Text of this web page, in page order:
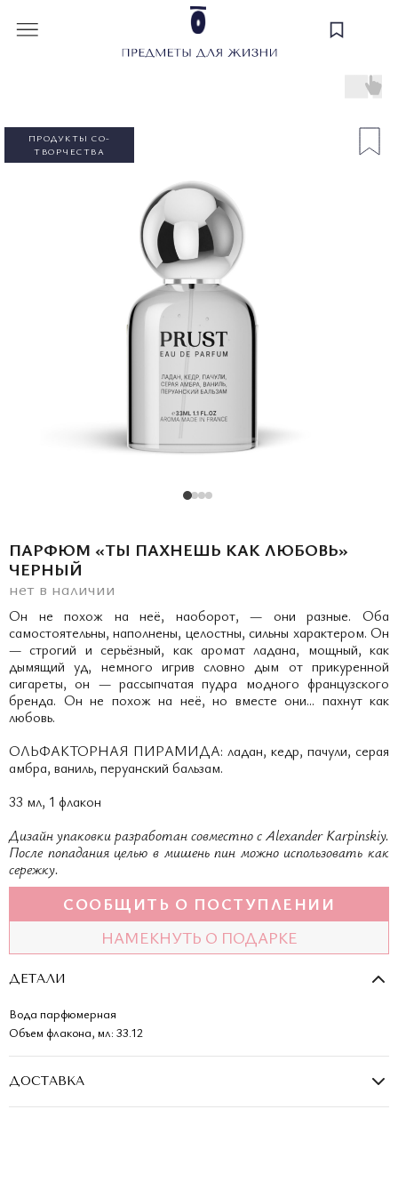
ПАРФЮМ «ТЫ ПАХНЕШЬ КАК ЛЮБОВЬ»
ЧЕРНЫЙ
нет в наличии
Он не похож на неё, наоборот, — они разные. Оба
самостоятельны, наполнены, целостны, сильны характером. Он
— строгий и серьёзный, как аромат ладана, мощный, как
дымящий уд, немного игрив словно дым от прикуренной
сигареты, он — рассыпчатая пудра модного французского
бренда. Он не похож на неё, но вместе они... пахнут как
любовь.
ОЛЬФАКТОРНАЯ ПИРАМИДА: ладан, кедр, пачули, серая
амбра, ваниль, перуанский бальзам.
33 мл, 1 флакон
Дизайн упаковки разработан совместно с Alexander Karpinskiy.
После попадания целью в мишень пин можно использовать как
сережку.
СООБЩИТЬ О ПОСТУПЛЕНИИ
НАМЕКНУТЬ О ПОДАРКЕ
ДЕТАЛИ
Вода парфюмерная
Объем флакона, мл: 33.12
ДОСТАВКА
ПРОДУКТЫ СО-
ТВОРЧЕСТВА